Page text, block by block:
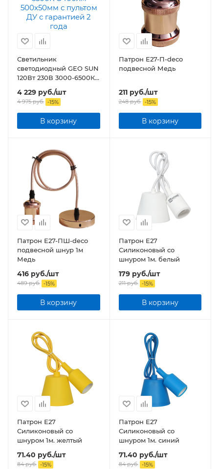
Светильник
светодиодный GEO SUN
120Вт 230В 3000-6500К
8400лм 500x50мм с
пультом ДУ
4 229 руб./шт
4 975руб. -15%
В корзину
Патрон Е27-П-deco
подвесной Медь
211руб./шт
248руб. -15%
В корзину
Патрон Е27-ПШ-deco
подвесной шнур 1м
Медь
416 руб./шт
489руб. -15%
В корзину
Патрон Е27
Силиконовый со
шнуром 1м. белый
179руб./шт
211руб. -15%
В корзину
Патрон Е27
Силиконовый со
шнуром 1м. желтый
71.40 руб./шт
84руб. -15%
Патрон Е27
Силиконовый со
шнуром 1м. синий
71.40 руб./шт
84руб. -15%